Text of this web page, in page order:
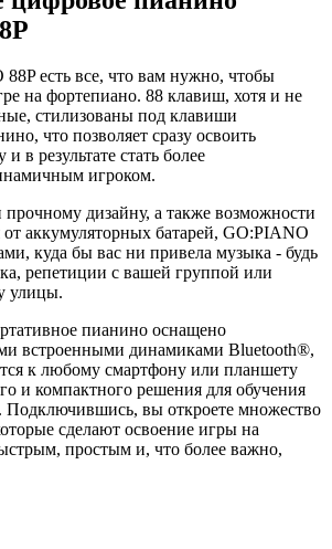
есть все, что вам нужно, чтобы
на фортепиано. 88 клавиш, хотя и не
стилизованы под клавиши
что позволяет сразу освоить
в результате стать более
игроком.
прочному дизайну, а также возможности
аккумуляторных батарей, GO:PIANO
куда бы вас ни привела музыка - будь
репетиции с вашей группой или
улицы.
пианино оснащено
встроенными динамиками Bluetooth®,
к любому смартфону или планшету
и компактного решения для обучения
Подключившись, вы откроете множество
сделают освоение игры на
простым и, что более важно,